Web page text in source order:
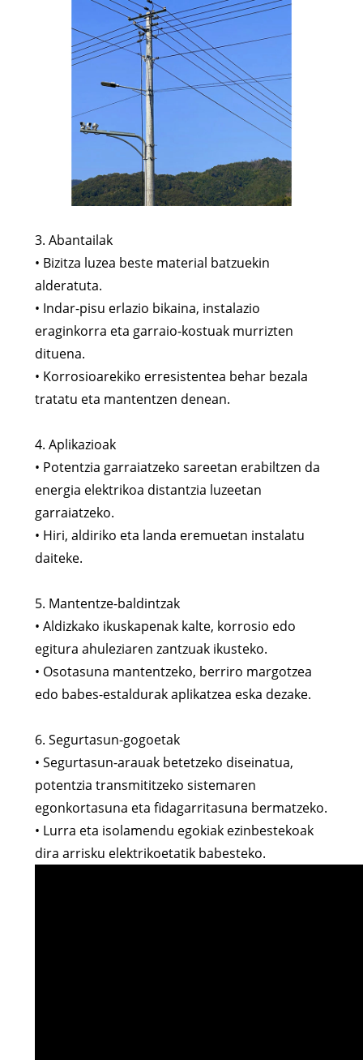
3. Abantailak
• Bizitza luzea beste material batzuekin
alderatuta.
• Indar-pisu erlazio bikaina, instalazio
eraginkorra eta garraio-kostuak murrizten
dituena.
• Korrosioarekiko erresistentea behar bezala
tratatu eta mantentzen denean.
4. Aplikazioak
• Potentzia garraiatzeko sareetan erabiltzen da
energia elektrikoa distantzia luzeetan
garraiatzeko.
• Hiri, aldiriko eta landa eremuetan instalatu
daiteke.
5. Mantentze-baldintzak
• Aldizkako ikuskapenak kalte, korrosio edo
egitura ahuleziaren zantzuak ikusteko.
• Osotasuna mantentzeko, berriro margotzea
edo babes-estaldurak aplikatzea eska dezake.
6. Segurtasun-gogoetak
• Segurtasun-arauak betetzeko diseinatua,
potentzia transmititzeko sistemaren
egonkortasuna eta fidagarritasuna bermatzeko.
• Lurra eta isolamendu egokiak ezinbestekoak
dira arrisku elektrikoetatik babesteko.